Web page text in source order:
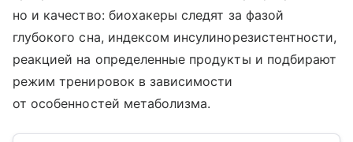
но и качество: биохакеры следят за фазой
глубокого сна, индексом инсулинорезистентности,
реакцией на определенные продукты и подбирают
режим тренировок в зависимости
от особенностей метаболизма.